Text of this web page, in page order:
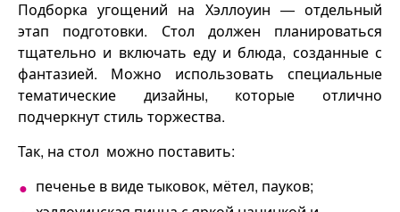
Подборка угощений на Хэллоуин — отдельный
этап подготовки. Стол должен планироваться
тщательно и включать еду и блюда, созданные с
фантазией. Можно использовать специальные
тематические дизайны, которые отлично
подчеркнут стиль торжества.
Так, на стол можно поставить:
печенье в виде тыковок, мётел, пауков;